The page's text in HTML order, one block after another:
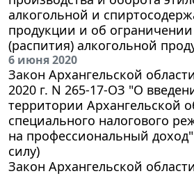
алкогольной и
продукции и об
(распития) алкогольной
6 июня 2020
Закон Архангельской
2020 г. N 265-17-ОЗ "О
территории Архангельской
специального налогового
на профессиональный доход"
силу)
Закон Архангельской